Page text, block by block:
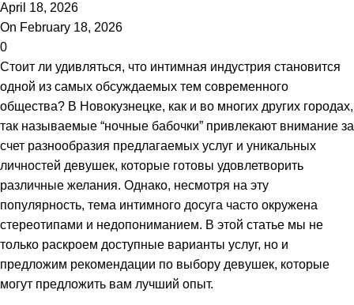
panel
panel
panel
panel
satın al
satın al
panel
panel
April 18, 2026
On February 18, 2026
0
Стоит ли удивляться, что интимная индустрия становится
одной из самых обсуждаемых тем современного
общества? В Новокузнецке, как и во многих других городах,
так называемые “ночные бабочки” привлекают внимание за
счет разнообразия предлагаемых услуг и уникальных
личностей девушек, которые готовы удовлетворить
различные желания. Однако, несмотря на эту
популярность, тема интимного досуга часто окружена
стереотипами и недопониманием. В этой статье мы не
только раскроем доступные варианты услуг, но и
предложим рекомендации по выбору девушек, которые
могут предложить вам лучший опыт.